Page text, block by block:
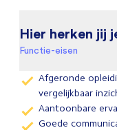
Hier herken jij
Functie-eisen
Afgeronde
vergelijkbaar
Aantoonbare
Goede